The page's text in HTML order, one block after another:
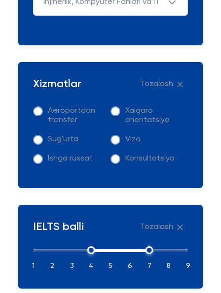
Injinerlik, Kompyuter Fanlari va IT
Xizmatlar Tozalash
Aeroportdan
transfer
Xalqaro
orientatsiya
Sug'urta Viza
Ishga ruxsat Konsultatsiya
IELTS balli Tozalash
1 2 3 4 5 6 7 8 9